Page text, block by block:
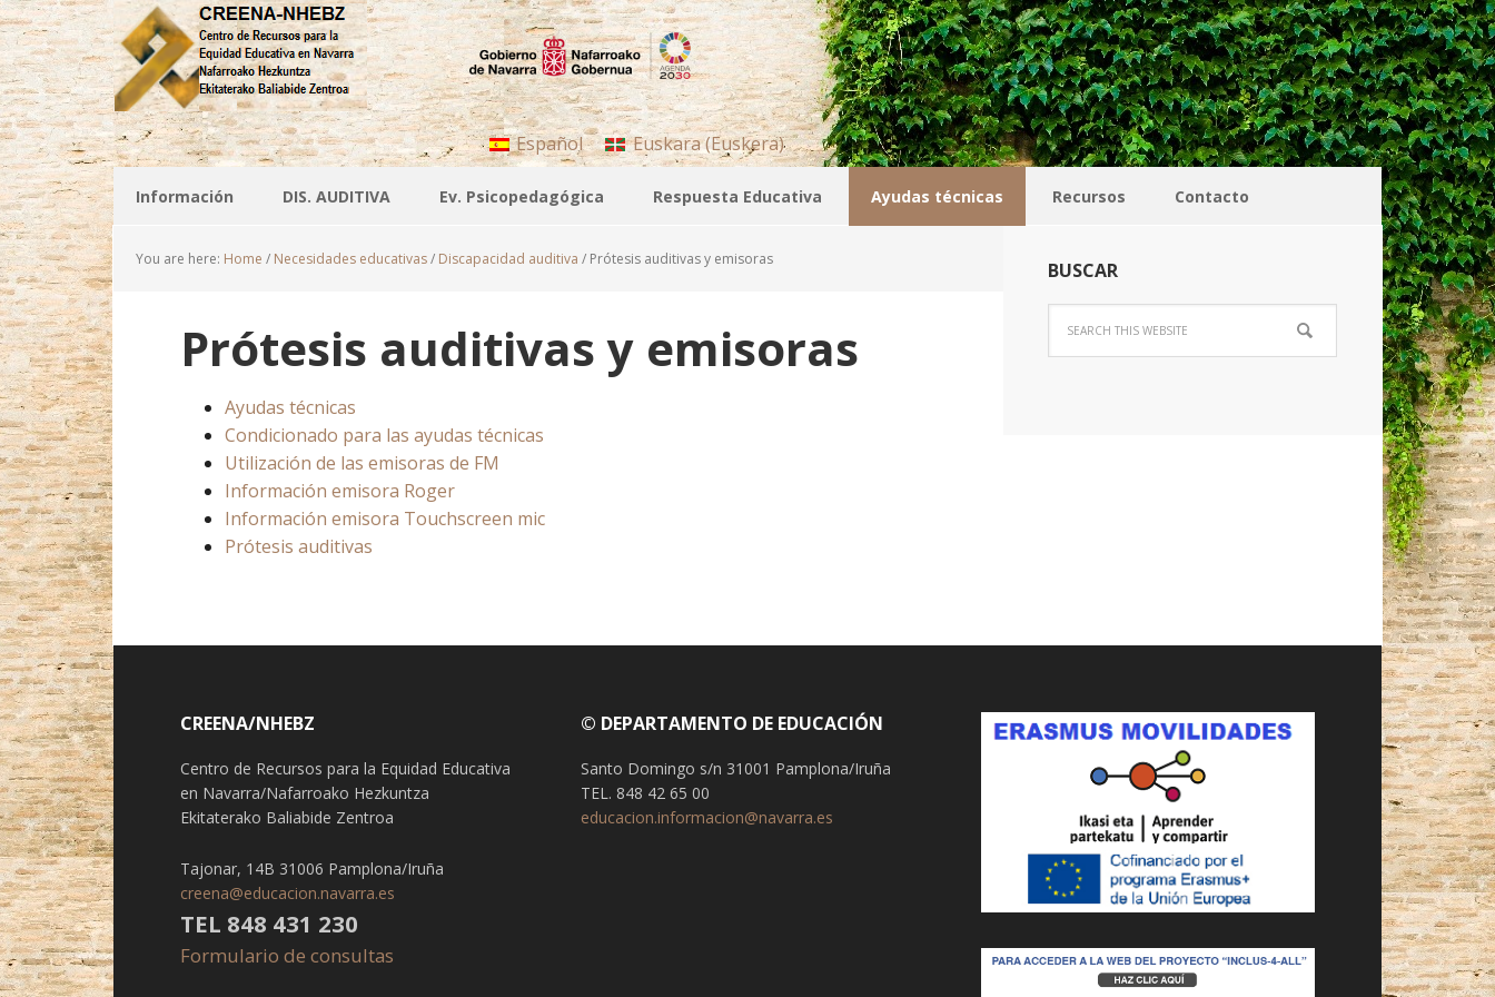
Español Euskara(Euskera)
Información DIS. AUDITIVA Ev. Psicopedagógica Respuesta Educativa Ayudas técnicas Recursos Contacto
You are here: Home / Necesidades educativas/ Discapacidad auditiva / Prótesis auditivas y emisoras
Prótesis auditivas y emisoras
Ayudas técnicas
Condicionado para las ayudas técnicas
Utilización de las emisoras de FM
Información emisora Roger
Información emisora Touchscreen mic
Prótesis auditivas
BUSCAR
CREENA/NHEBZ
Centro de Recursos para la Equidad Educativa
en Navarra/Nafarroako Hezkuntza
Ekitaterako Baliabide Zentroa
Tajonar, 14B 31006 Pamplona/Iruña
creena@educacion.navarra.es
TEL 848 431 230
Formulario de consultas
© DEPARTAMENTO DE EDUCACIÓN
Santo Domingo s/n 31001 Pamplona/Iruña
TEL. 848 42 65 00
educacion.informacion@navarra.es